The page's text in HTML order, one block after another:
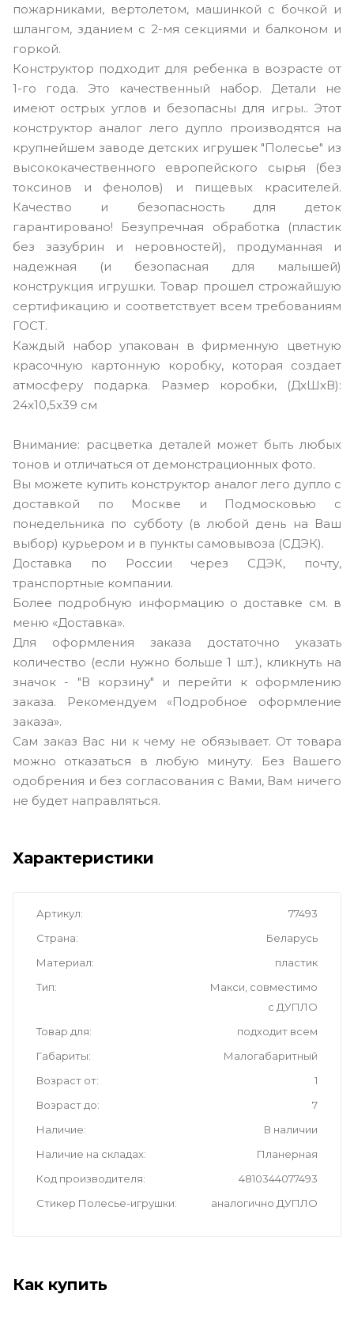
пожарниками, вертолетом, машинкой с бочкой и
шлангом, зданием с 2-мя секциями и балконом и
горкой.
Конструктор подходит для ребенка в возрасте от
1-го года. Это качественный набор. Детали не
имеют острых углов и безопасны для игры.. Этот
конструктор аналог лего дупло производятся на
крупнейшем заводе детских игрушек "Полесье" из
высококачественного европейского сырья (без
токсинов и фенолов) и пищевых красителей.
Качество и безопасность для деток
гарантировано! Безупречная обработка (пластик
без зазубрин и неровностей), продуманная и
надежная (и безопасная для малышей)
конструкция игрушки. Товар прошел строжайшую
сертификацию и соответствует всем требованиям
ГОСТ.
Каждый набор упакован в фирменную цветную
красочную картонную коробку, которая создает
атмосферу подарка. Размер коробки, (ДxШхВ):
24x10,5х39 см
Внимание: расцветка деталей может быть любых
тонов и отличаться от демонстрационных фото.
Вы можете купить конструктор аналог лего дупло с
доставкой по Москве и Подмосковью с
понедельника по субботу (в любой день на Ваш
выбор) курьером и в пункты самовывоза (СДЭК).
Доставка по России через СДЭК, почту,
транспортные компании.
Более подробную информацию о доставке см. в
меню «Доставка».
Для оформления заказа достаточно указать
количество (если нужно больше 1 шт.), кликнуть на
значок - "В корзину" и перейти к оформлению
заказа. Рекомендуем «Подробное оформление
заказа».
Сам заказ Вас ни к чему не обязывает. От товара
можно отказаться в любую минуту. Без Вашего
одобрения и без согласования с Вами, Вам ничего
не будет направляться.
Характеристики
Артикул
77493
Страна
Беларусь
Материал
пластик
Тип
Макси, совместимо
с ДУПЛО
Товар для
подходит всем
Габариты
Малогабаритный
Возраст от
1
Возраст до
7
Наличие
В наличии
Наличие на складах
Планерная
Код производителя
4810344077493
Стикер Полесье-игрушки
аналогично ДУПЛО
Как купить